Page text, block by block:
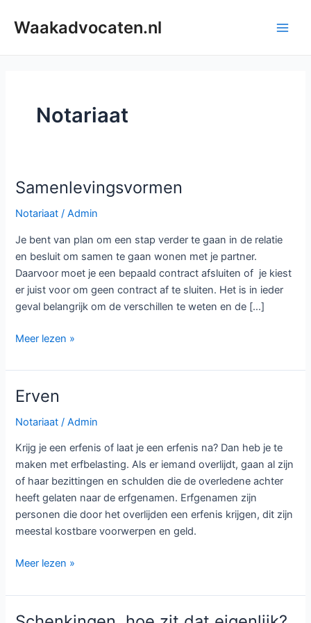
naarWaakadvocaten.nl
Notariaat
Samenlevingsvormen
Notariaat /Admin
Je bent van plan om een stap verder te gaan in de relatie
en besluit om samen te gaan wonen met je partner.
Daarvoor moet je een bepaald contract afsluiten of je kiest
er juist voor om geen contract af te sluiten. Het is in ieder
geval belangrijk om de verschillen te weten en de […]
Samenlevingsvormen
Meer lezen »
Erven
Notariaat /Admin
Krijg je een erfenis of laat je een erfenis na? Dan heb je te
maken met erfbelasting. Als er iemand overlijdt, gaan al zijn
of haar bezittingen en schulden die de overledene achter
heeft gelaten naar de erfgenamen. Erfgenamen zijn
personen die door het overlijden een erfenis krijgen, dit zijn
meestal kostbare voorwerpen en geld.
Erven
Meer lezen »